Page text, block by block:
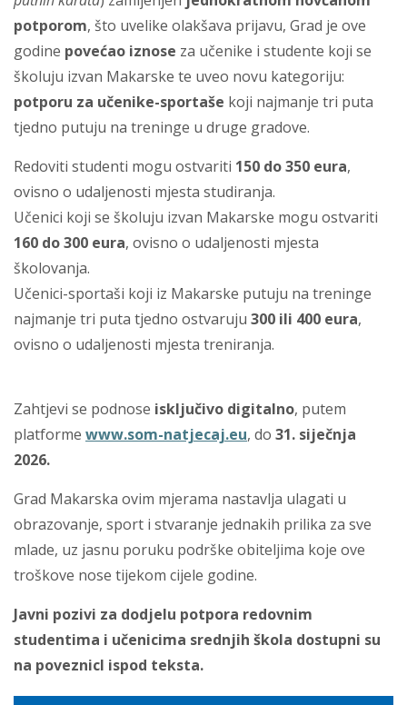
potporom, što uvelike olakšava prijavu, Grad je ove
godine povećao iznose za učenike i studente koji se
školuju izvan Makarske te uveo novu kategoriju:
potporu za učenike-sportaše koji najmanje tri puta
tjedno putuju na treninge u druge gradove.
Redoviti studenti mogu ostvariti 150 do 350 eura,
ovisno o udaljenosti mjesta studiranja.
Učenici koji se školuju izvan Makarske mogu ostvariti
160 do 300 eura, ovisno o udaljenosti mjesta
školovanja.
Učenici-sportaši koji iz Makarske putuju na treninge
najmanje tri puta tjedno ostvaruju 300 ili 400 eura,
ovisno o udaljenosti mjesta treniranja.
Zahtjevi se podnose isključivo digitalno, putem
platforme www.som-natjecaj.eu, do 31. siječnja
2026.
Grad Makarska ovim mjerama nastavlja ulagati u
obrazovanje, sport i stvaranje jednakih prilika za sve
mlade, uz jasnu poruku podrške obiteljima koje ove
troškove nose tijekom cijele godine.
Javni pozivi za dodjelu potpora redovnim
studentima i učenicima srednjih škola dostupni su
na poveznicI ispod teksta.